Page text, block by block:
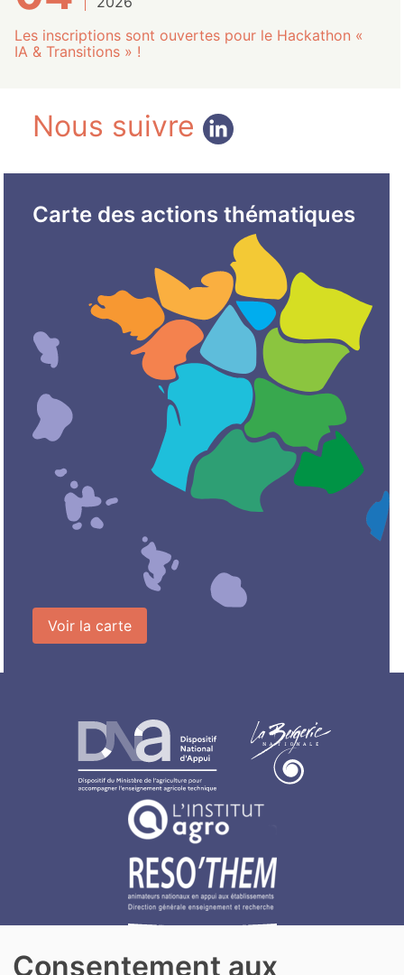
Les inscriptions sont ouvertes pour le Hackathon «
IA & Transitions » !
Nous suivre
Carte des actions thématiques
Voir la carte
Consentement aux